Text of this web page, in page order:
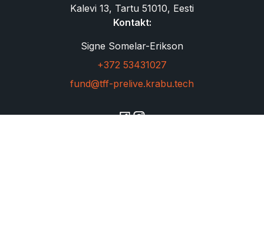
Kalevi 13, Tartu 51010, Eesti
Kontakt:
Signe Somelar-Erikson
+372 53431027
fund@tff-prelive.krabu.tech